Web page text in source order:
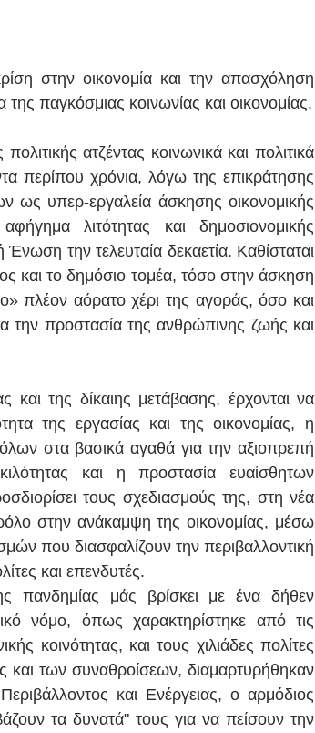
στην οικονομία και την απασχόληση
παγκόσμιας κοινωνίας και οικονομίας.
ατζέντας κοινωνικά και πολιτικά
περίπου χρόνια, λόγω της επικράτησης
ως υπερ-εργαλεία άσκησης οικονομικής
λιτότητας και δημοσιονομικής
την τελευταία δεκαετία. Καθίσταται
και το δημόσιο τομέα, τόσο στην άσκηση
πλέον αόρατο χέρι της αγοράς, όσο και
την προστασία της ανθρώπινης ζωής και
και της δίκαιης μετάβασης, έρχονται να
της εργασίας και της οικονομίας, η
στα βασικά αγαθά για την αξιοπρεπή
και η προστασία ευαίσθητων
τους σχεδιασμούς της, στη νέα
στην ανάκαμψη της οικονομίας, μέσω
που διασφαλίζουν την περιβαλλοντική
και επενδυτές.
πανδημίας μάς βρίσκει με ένα δήθεν
νόμο, όπως χαρακτηρίστηκε από τις
κοινότητας, και τους χιλιάδες πολίτες
και των συναθροίσεων, διαμαρτυρήθηκαν
και Ενέργειας, ο αρμόδιος
τα δυνατά" τους για να πείσουν την